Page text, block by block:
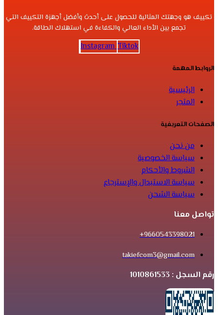
تكييف هو وجهتك المثالية للحصول على أحدث وأفضل أجهزة التكييف التي
تجمع بين الأداء العالي والكفاءة في استهلاك الطاقة.
Instagram Tiktok
الروابط المهمة
الرئيسية
المتجر
الصفحات التعريفية
من نحن
سياسة الخصوصية
الشروط والأحكام
سياسة الاستبدال والإسترجاع
سياسة الشحن
تواصل معنا
9660543398021+
takiefcom3@gmail.com
رقم السجل : 1010861533